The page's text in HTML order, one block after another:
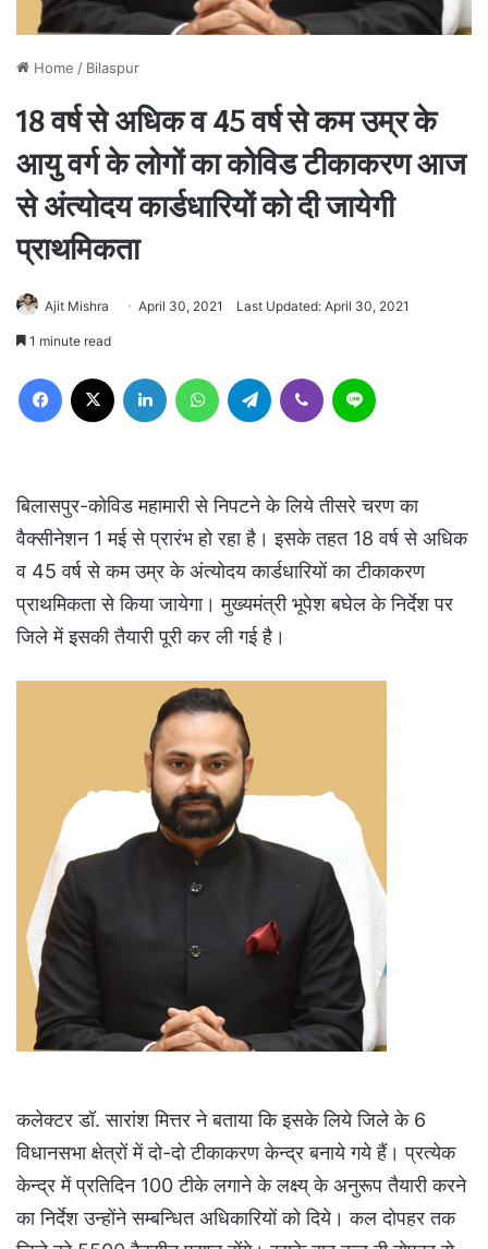
Home / Bilaspur
18 वर्ष से अधिक व 45 वर्ष से कम उम्र के
आयु वर्ग के लोगों का कोविड टीकाकरण आज
से अंत्योदय कार्डधारियों को दी जायेगी
प्राथमिकता
Ajit Mishra April 30, 2021 Last Updated: April 30, 2021
1 minute read
Facebook LinkedIn WhatsAppTelegram Viber
बिलासपुर-कोविड महामारी से निपटने के लिये तीसरे चरण का
वैक्सीनेशन 1 मई से प्रारंभ हो रहा है। इसके तहत 18 वर्ष से अधिक
व 45 वर्ष से कम उम्र के अंत्योदय कार्डधारियों का टीकाकरण
प्राथमिकता से किया जायेगा। मुख्यमंत्री भूपेश बघेल के निर्देश पर
जिले में इसकी तैयारी पूरी कर ली गई है।
कलेक्टर डॉ. सारांश मित्तर ने बताया कि इसके लिये जिले के 6
विधानसभा क्षेत्रों में दो-दो टीकाकरण केन्द्र बनाये गये हैं। प्रत्येक
केन्द्र में प्रतिदिन 100 टीके लगाने के लक्ष्य् के अनुरूप तैयारी करने
का निर्देश उन्होंने सम्बन्धित अधिकारियों को दिये। कल दोपहर तक